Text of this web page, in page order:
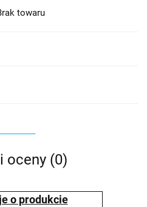
towaru
oceny (0)
o produkcie